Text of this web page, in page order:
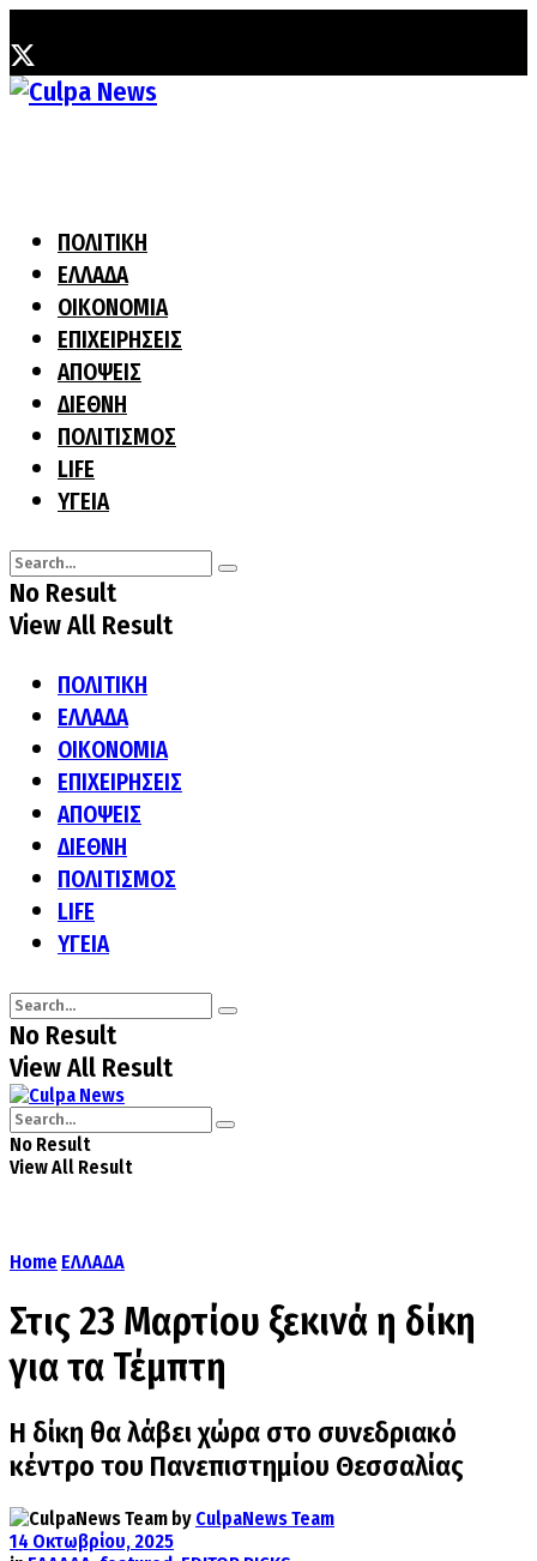
ΠΟΛΙΤΙΚΗ
ΕΛΛΑΔΑ
ΟΙΚΟΝΟΜΙΑ
ΕΠΙΧΕΙΡΗΣΕΙΣ
ΑΠΟΨΕΙΣ
ΔΙΕΘΝΗ
ΠΟΛΙΤΙΣΜΟΣ
LIFE
ΥΓΕΙΑ
No Result
View All Result
ΠΟΛΙΤΙΚΗ
ΕΛΛΑΔΑ
ΟΙΚΟΝΟΜΙΑ
ΕΠΙΧΕΙΡΗΣΕΙΣ
ΑΠΟΨΕΙΣ
ΔΙΕΘΝΗ
ΠΟΛΙΤΙΣΜΟΣ
LIFE
ΥΓΕΙΑ
No Result
View All Result
No Result
View All Result
Home ΕΛΛΑΔΑ
Στις 23 Μαρτίου ξεκινά η δίκη
για τα Τέμπτη
Η δίκη θα λάβει χώρα στο συνεδριακό
κέντρο του Πανεπιστημίου Θεσσαλίας
by CulpaNews Team
14 Οκτωβρίου, 2025